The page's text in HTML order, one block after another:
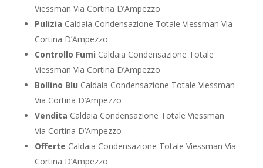
Viessman Via Cortina D’Ampezzo
Pulizia Caldaia Condensazione Totale Viessman Via
Cortina D’Ampezzo
Controllo Fumi Caldaia Condensazione Totale
Viessman Via Cortina D’Ampezzo
Bollino Blu Caldaia Condensazione Totale Viessman
Via Cortina D’Ampezzo
Vendita Caldaia Condensazione Totale Viessman
Via Cortina D’Ampezzo
Offerte Caldaia Condensazione Totale Viessman Via
Cortina D’Ampezzo